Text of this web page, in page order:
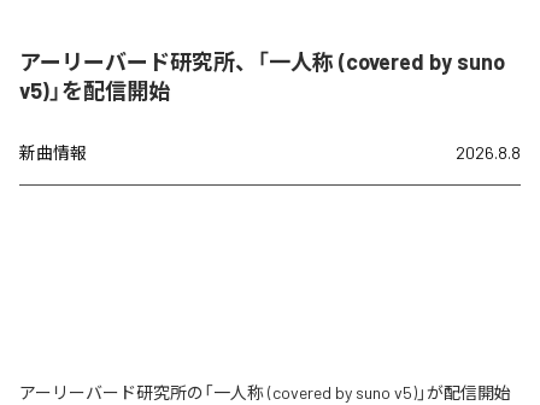
アーリーバード研究所、「一人称 (covered by suno
v5)」を配信開始
新曲情報 2026.8.8
アーリーバード研究所の「一人称 (covered by suno v5)」が配信開始